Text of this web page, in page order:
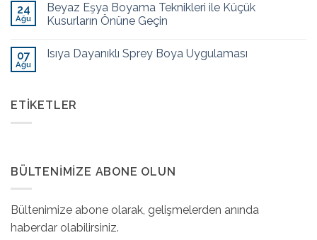
24
Ağu
Beyaz Eşya Boyama Teknikleri ile Küçük
Kusurların Önüne Geçin
07
Ağu
Isıya Dayanıklı Sprey Boya Uygulaması
ETIKETLER
BÜLTENIMIZE ABONE OLUN
Bültenimize abone olarak, gelişmelerden anında
haberdar olabilirsiniz.